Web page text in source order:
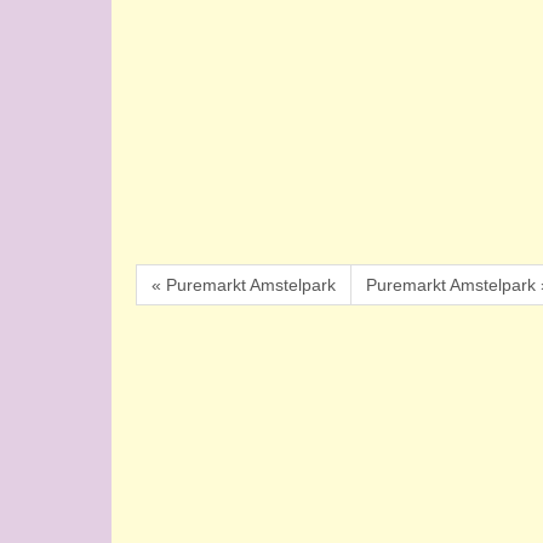
« Puremarkt Amstelpark Puremarkt Amstelpark